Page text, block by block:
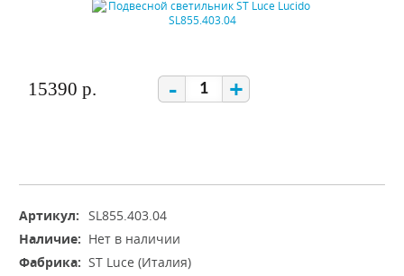
15390 р. - +
Артикул: SL855.403.04
Наличие: Нет в наличии
Фабрика: ST Luce (Италия)